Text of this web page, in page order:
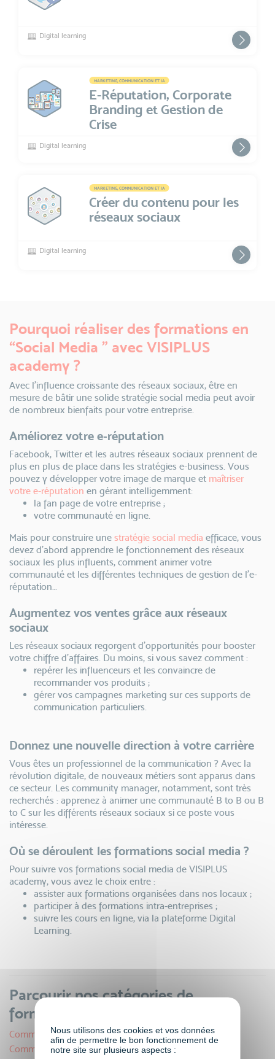
Digital learning
MARKETING, COMMUNICATION ET IA
E-Réputation, Corporate
Branding et Gestion de
Crise
Digital learning
MARKETING, COMMUNICATION ET IA
Créer du contenu pour les
réseaux sociaux
Digital learning
Pourquoi réaliser des formations en
“Social Media ” avec VISIPLUS
academy ?
Avec l’influence croissante des réseaux sociaux, être en
mesure de bâtir une solide stratégie social media peut avoir
de nombreux bienfaits pour votre entreprise.
Améliorez votre e-réputation
Facebook, Twitter et les autres réseaux sociaux prennent de
plus en plus de place dans les stratégies e-business. Vous
pouvez y développer votre image de marque et maîtriser
votre e-réputation en gérant intelligemment:
la fan page de votre entreprise ;
votre communauté en ligne.
Mais pour construire une stratégie social media efficace, vous
devez d’abord apprendre le fonctionnement des réseaux
sociaux les plus influents, comment animer votre
communauté et les différentes techniques de gestion de l’e-
réputation…
Augmentez vos ventes grâce aux réseaux
sociaux
Les réseaux sociaux regorgent d’opportunités pour booster
votre chiffre d’affaires. Du moins, si vous savez comment :
repérer les influenceurs et les convaincre de
recommander vos produits ;
gérer vos campagnes marketing sur ces supports de
communication particuliers.
Donnez une nouvelle direction à votre carrière
Vous êtes un professionnel de la communication ? Avec la
révolution digitale, de nouveaux métiers sont apparus dans
ce secteur. Les community manager, notamment, sont très
recherchés : apprenez à animer une communauté B to B ou B
to C sur les différents réseaux sociaux si ce poste vous
intéresse.
Où se déroulent les formations social media ?
Pour suivre vos formations social media de VISIPLUS
academy, vous avez le choix entre :
assister aux formations organisées dans nos locaux ;
participer à des formations intra-entreprises ;
suivre les cours en ligne, via la plateforme Digital
Learning.
Parcourir nos catégories de
formations
Commerce et Entrepreneuriat
Communication
Nous utilisons des cookies et vos données
afin de permettre le bon fonctionnement de
notre site sur plusieurs aspects :